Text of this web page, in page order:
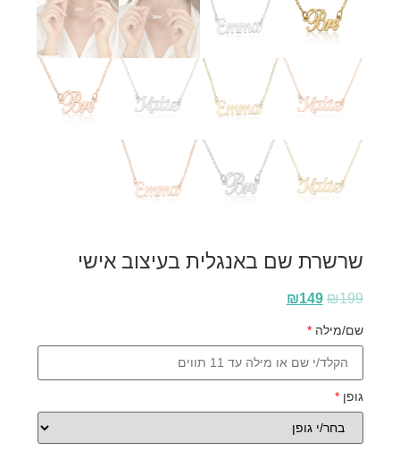
שרשרת שם באנגלית בעיצוב אישי
₪199
₪149
שם/מילה*
גופן*